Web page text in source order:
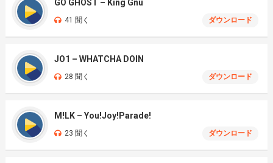
GO GHOST – King Gnu
41 聞く ダウンロード
JO1 – WHATCHA DOIN
28 聞く ダウンロード
M!LK – You!Joy!Parade!
23 聞く ダウンロード